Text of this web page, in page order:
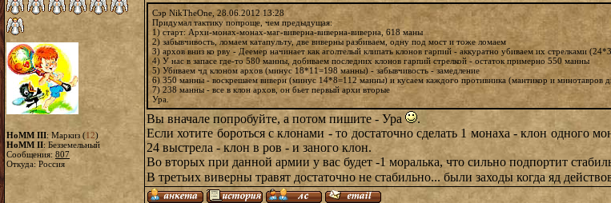
HoMM III: Маркиз (12)
HoMM II: Безземельный
Сообщения: 807
Откуда: Россия
Сэр NikTheOne, 28.06.2012 13:28
Придумал тактику попроще, чем предыдущая:
1) старт: Архи-монах-монах-маг-виверна-виверна-виверна, 618 маны
2) забывчивость, ломаем катапульту, две виверны разбиваем, одну под мост и тоже ломаем
3) архов вниз ко рву - Деемер начинает как аголтелый клипать клонов гарпий - аккуратно убиваем их стрелками
4) У нас в запасе где-то 580 манны, добиваем последних клонов гарпий стрелкой - остаток примерно 550 манны
5) Убиваем чд клоном архов (минус 18*11=198 манны) - забывчивость - замедление
6) 350 манны - воскрешаем виверн (минус 14*8=112 манны) и кусаем каждого противника (мантикор и минотавров
7) 238 манны - все в клон архов, он бьет первый архи вторые
Ура.
Вы вначале попробуйте, а потом пишите - Ура
.
Если хотите бороться с клонами - то достаточно сделать 1 монаха - клон одного
24 выстрела - клон в ров - и заного клон.
Во вторых при данной армии у вас будет -1 моралька, что сильно подпортит
В третьих виверны травят достаточно не стабильно... были заходы когда яд